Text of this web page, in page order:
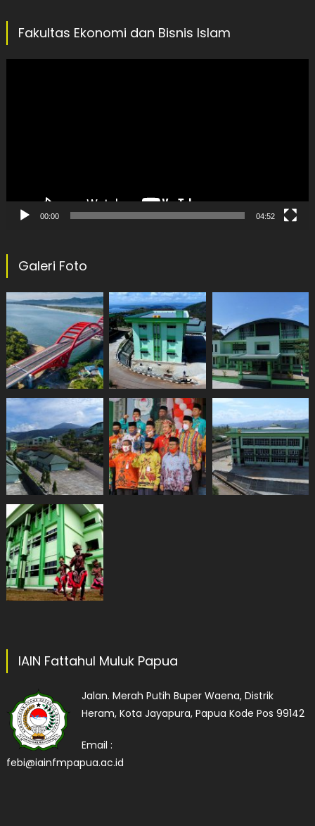
Fakultas Ekonomi dan Bisnis Islam
00:00 04:52
Galeri Foto
IAIN Fattahul Muluk Papua
Jalan. Merah Putih Buper Waena, Distrik
Heram, Kota Jayapura, Papua Kode Pos 99142
Email :
febi@iainfmpapua.ac.id